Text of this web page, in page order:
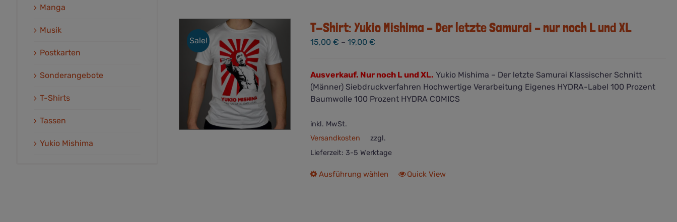
Sale!
T-Shirt: Yukio Mishima – Der letzte Samurai – nur noch L und XL
15,00 € – 19,00 €
Ausverkauf. Nur noch L und XL. Yukio Mishima – Der letzte Samurai Klassischer Schnitt
(Männer) Siebdruckverfahren Hochwertige Verarbeitung Eigenes HYDRA-Label 100 Prozent
Baumwolle 100 Prozent HYDRA COMICS
inkl. MwSt.
zzgl.
Versandkosten
Lieferzeit: 3-5 Werktage
Ausführung wählen
Dieses
Quick View
Manga
Musik
Postkarten
Sonderangebote
T-Shirts
Tassen
Yukio Mishima